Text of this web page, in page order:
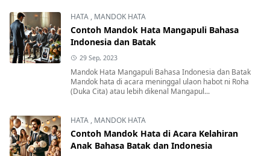
HATA , MANDOK HATA
Contoh Mandok Hata Mangapuli Bahasa
Indonesia dan Batak
29 Sep, 2023
Mandok Hata Mangapuli Bahasa Indonesia dan Batak
Mandok hata di acara meninggal ulaon habot ni Roha
(Duka Cita) atau lebih dikenal Mangapul...
HATA , MANDOK HATA
Contoh Mandok Hata di Acara Kelahiran
Anak Bahasa Batak dan Indonesia